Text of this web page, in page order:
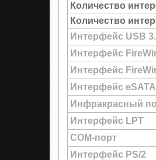
Количество
Количество
Интерфейс USB
Интерфейс
Интерфейс
Интерфейс eSATA
Инфракрасный
Интерфейс LPT
COM-порт
Интерфейс PS/2